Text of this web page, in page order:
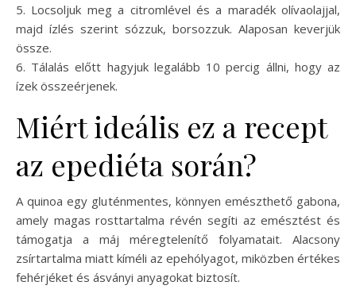
5. Locsoljuk meg a citromlével és a maradék olívaolajjal,
majd ízlés szerint sózzuk, borsozzuk. Alaposan keverjük
össze.
6. Tálalás előtt hagyjuk legalább 10 percig állni, hogy az
ízek összeérjenek.
Miért ideális ez a recept
az epediéta során?
A quinoa egy gluténmentes, könnyen emészthető gabona,
amely magas rosttartalma révén segíti az emésztést és
támogatja a máj méregtelenítő folyamatait. Alacsony
zsírtartalma miatt kíméli az epehólyagot, miközben értékes
fehérjéket és ásványi anyagokat biztosít.